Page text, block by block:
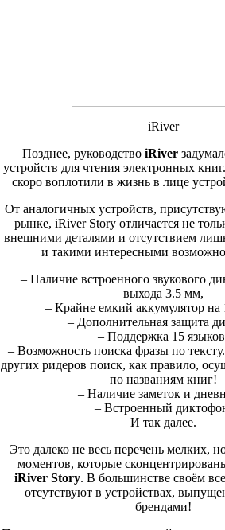
iRiver
Позднее, руководство iRiver
устройств для чтения электронных
скоро воплотили в жизнь в лице
От аналогичных устройств,
рынке, iRiver Story отличается не
внешними деталями и отсутствием
и такими интересными
– Наличие встроенного звукового
выхода 3.5 мм,
– Крайне емкий аккумулятор на
– Дополнительная защита
– Поддержка 15
– Возможность поиска фразы по
других ридеров поиск, как правило,
по названиям книг!
– Наличие заметок и
– Встроенный
И так далее.
Это далеко не весь перечень мелких,
моментов, которые
iRiver Story. В большинстве своём
отсутствуют в устройствах,
брендами!